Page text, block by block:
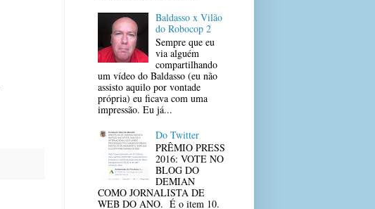
Baldasso x Vilão
do Robocop 2
Sempre que eu
via alguém
compartilhando
um vídeo do Baldasso (eu não
assisto aquilo por vontade
própria) eu ficava com uma
impressão. Eu já...
Do Twitter
PRÊMIO PRESS
2016: VOTE NO
BLOG DO
DEMIAN
COMO JORNALISTA DE
WEB DO ANO. É o item 10.